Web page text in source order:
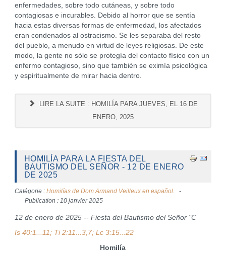
enfermedades, sobre todo cutáneas, y sobre todo
contagiosas e incurables. Debido al horror que se sentía
hacia estas diversas formas de enfermedad, los afectados
eran condenados al ostracismo. Se les separaba del resto
del pueblo, a menudo en virtud de leyes religiosas. De este
modo, la gente no sólo se protegía del contacto físico con un
enfermo contagioso, sino que también se eximía psicológica
y espiritualmente de mirar hacia dentro.
LIRE LA SUITE : HOMILÍA PARA JUEVES, EL 16 DE
ENERO, 2025
HOMILÍA PARA LA FIESTA DEL
BAUTISMO DEL SEÑOR - 12 DE ENERO
DE 2025
Catégorie : Homilías de Dom Armand Veilleux en español.
Publication : 10 janvier 2025
12 de enero de 2025 -- Fiesta del Bautismo del Señor "C
Is 40:1...11; Ti 2:11...3,7; Lc 3:15...22
Homilía